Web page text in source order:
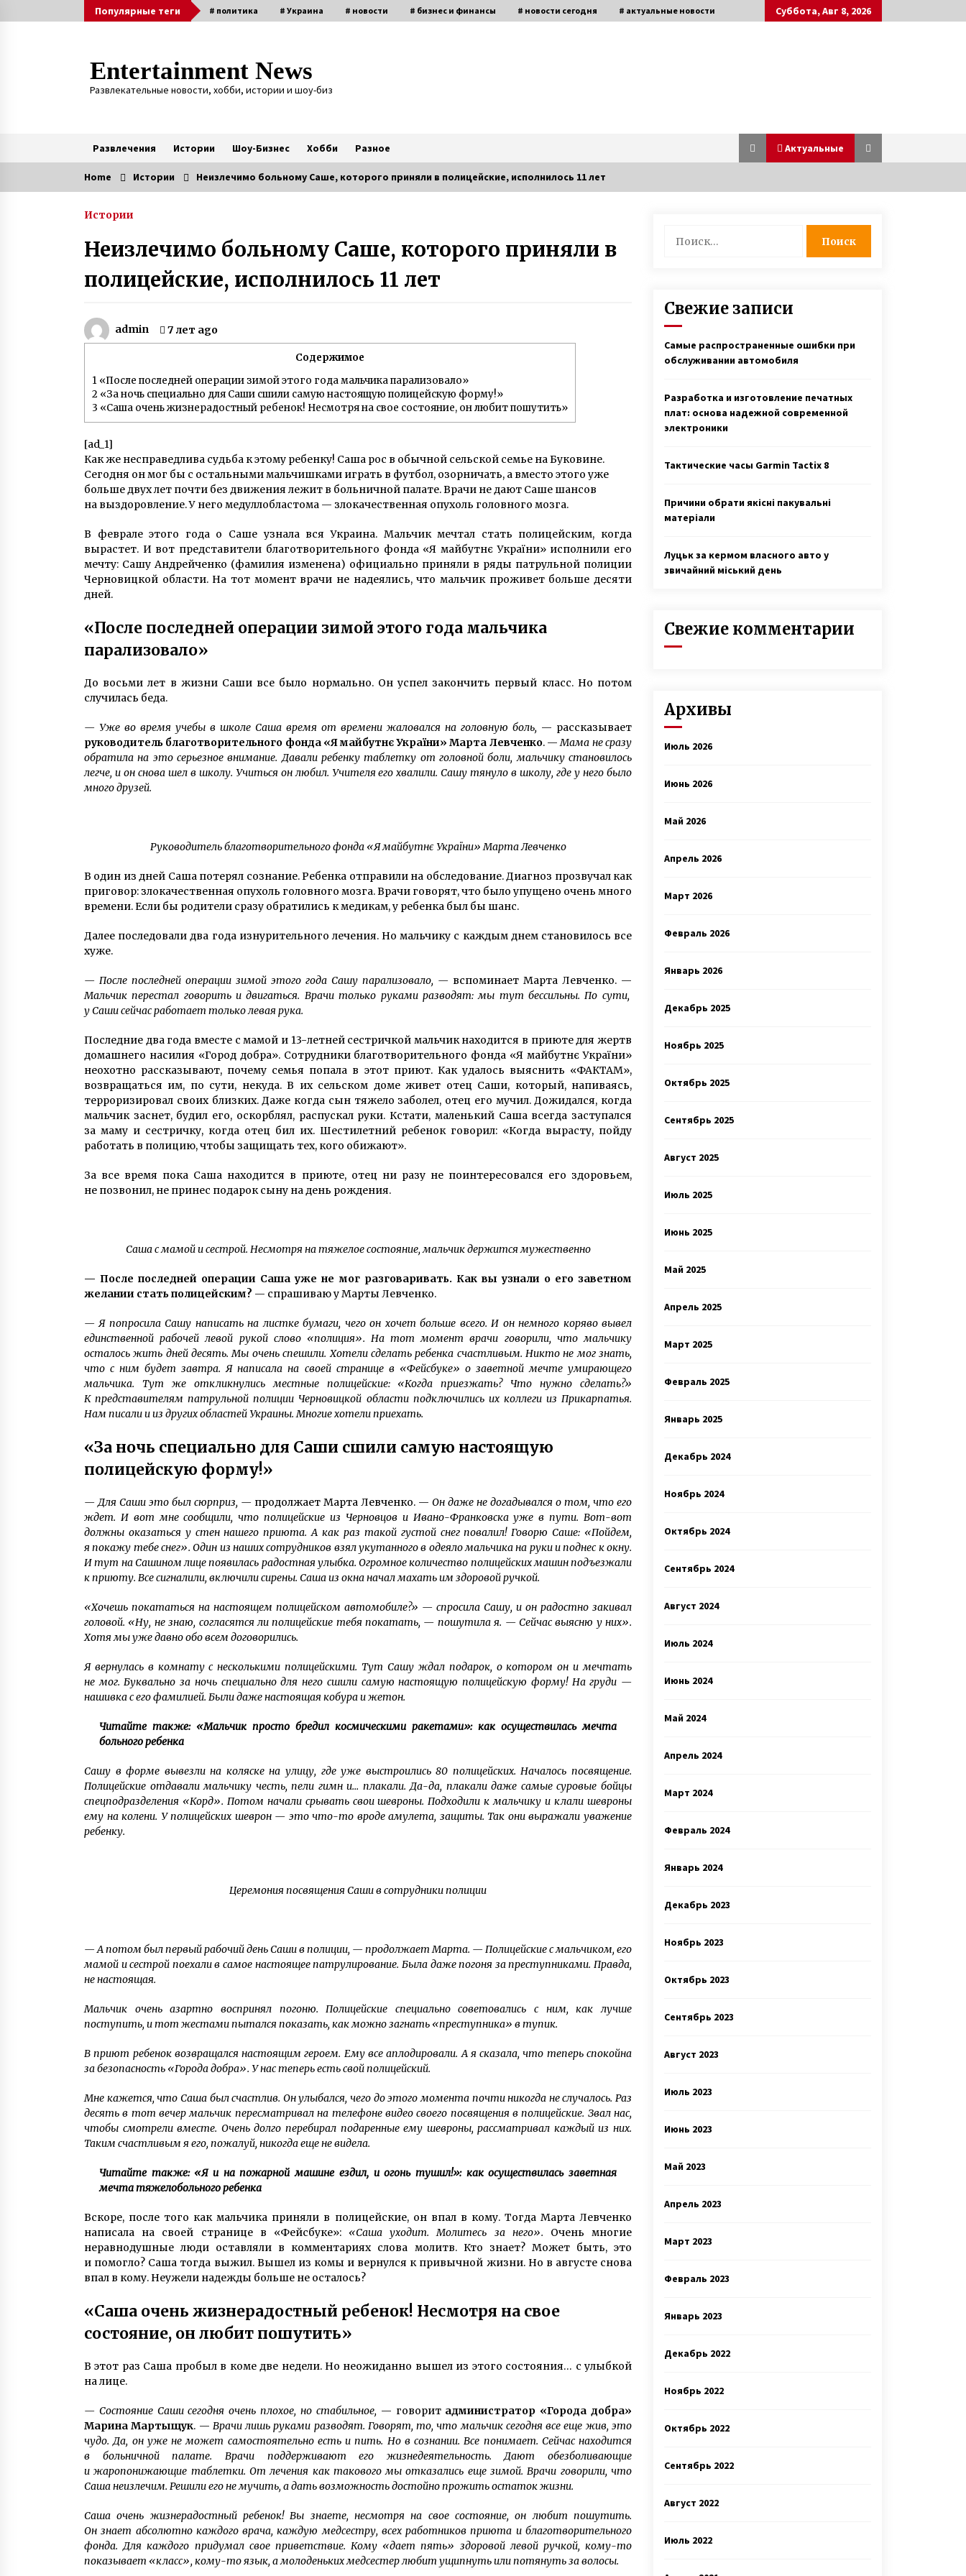
to
Популярные теги # политика # Украина # новости # бизнес и финансы # новости сегодня # актуальные новости Суббота, Авг 8, 2026
Entertainment News
Развлекательные новости, хобби, истории и шоу-биз
Развлечения Истории Шоу-Бизнес Хобби Разное Актуальные
Актуальные
Прикарпатья — врачи советовали
удалить три эмбриона из четырех,
героиня телешоу 1+1 Валентина
Тлуста рассказала о себе
которую облил кислотой ухажер,
мне знакомой. И я написала ему»
3 года ago
дальнего плавания Геннадий
обвинению
назад опытный пилот чудом
выжил в Гималаях
7 лет ago
пропавшую без вести мать
благодаря организации Новая
жизнь
7 лет ago
Антон Васалатий умножает в уме
по основам счета
6 лет ago
изъятых из неблагополучной
семьи
7 лет ago
любовь
7 лет ago
После гибели мужа в АТО мать
войну
7 лет ago
Home Истории Неизлечимо больному Саше, которого приняли в полицейские, исполнилось 11 лет
Истории
Неизлечимо больному Саше, которого приняли в
полицейские, исполнилось 11 лет
admin 7 лет ago
Содержимое
1 «После последней операции зимой этого года мальчика парализовало»
2 «За ночь специально для Саши сшили самую настоящую полицейскую форму!»
3 «Саша очень жизнерадостный ребенок! Несмотря на свое состояние, он любит пошутить»
[ad_1]
Как же несправедлива судьба к этому ребенку! Саша рос в обычной сельской семье на Буковине.
Сегодня он мог бы с остальными мальчишками играть в футбол, озорничать, а вместо этого уже
больше двух лет почти без движения лежит в больничной палате. Врачи не дают Саше шансов
на выздоровление. У него медуллобластома — злокачественная опухоль головного мозга.
В феврале этого года о Саше узнала вся Украина. Мальчик мечтал стать полицейским, когда
вырастет. И вот представители благотворительного фонда «Я майбутнє України» исполнили его
мечту: Сашу Андрейченко (фамилия изменена) официально приняли в ряды патрульной полиции
Черновицкой области. На тот момент врачи не надеялись, что мальчик проживет больше десяти
дней.
«После последней операции зимой этого года мальчика
парализовало»
До восьми лет в жизни Саши все было нормально. Он успел закончить первый класс. Но потом
случилась беда.
— Уже во время учебы в школе Саша время от времени жаловался на головную боль, — рассказывает
руководитель благотворительного фонда «Я майбутнє України» Марта Левченко. —Мама не сразу
обратила на это серьезное внимание. Давали ребенку таблетку от головной боли, мальчику становилось
легче, и он снова шел в школу. Учиться он любил. Учителя его хвалили. Сашу тянуло в школу, где у него было
много друзей.
Руководитель благотворительного фонда «Я майбутнє України» Марта Левченко
В один из дней Саша потерял сознание. Ребенка отправили на обследование. Диагноз прозвучал как
приговор: злокачественная опухоль головного мозга. Врачи говорят, что было упущено очень много
времени. Если бы родители сразу обратились к медикам, у ребенка был бы шанс.
Далее последовали два года изнурительного лечения. Но мальчику с каждым днем становилось все
хуже.
— После последней операции зимой этого года Сашу парализовало, — вспоминает Марта Левченко. —
Мальчик перестал говорить и двигаться. Врачи только руками разводят: мы тут бессильны. По сути,
у Саши сейчас работает только левая рука.
Последние два года вместе с мамой и 13-летней сестричкой мальчик находится в приюте для жертв
домашнего насилия «Город добра». Сотрудники благотворительного фонда «Я майбутнє України»
неохотно рассказывают, почему семья попала в этот приют. Как удалось выяснить «ФАКТАМ»,
возвращаться им, по сути, некуда. В их сельском доме живет отец Саши, который, напиваясь,
терроризировал своих близких. Даже когда сын тяжело заболел, отец его мучил. Дожидался, когда
мальчик заснет, будил его, оскорблял, распускал руки. Кстати, маленький Саша всегда заступался
за маму и сестричку, когда отец бил их. Шестилетний ребенок говорил: «Когда вырасту, пойду
работать в полицию, чтобы защищать тех, кого обижают».
За все время пока Саша находится в приюте, отец ни разу не поинтересовался его здоровьем,
не позвонил, не принес подарок сыну на день рождения.
Саша с мамой и сестрой. Несмотря на тяжелое состояние, мальчик держится мужественно
— После последней операции Саша уже не мог разговаривать. Как вы узнали о его заветном
желании стать полицейским? — спрашиваю у Марты Левченко.
— Я попросила Сашу написать на листке бумаги, чего он хочет больше всего. И он немного коряво вывел
единственной рабочей левой рукой слово «полиция». На тот момент врачи говорили, что мальчику
осталось жить дней десять. Мы очень спешили. Хотели сделать ребенка счастливым. Никто не мог знать,
что с ним будет завтра. Я написала на своей странице в «Фейсбуке» о заветной мечте умирающего
мальчика. Тут же откликнулись местные полицейские: «Когда приезжать? Что нужно сделать?»
К представителям патрульной полиции Черновицкой области подключились их коллеги из Прикарпатья.
Нам писали и из других областей Украины. Многие хотели приехать.
«За ночь специально для Саши сшили самую настоящую
полицейскую форму!»
— Для Саши это был сюрприз, — продолжает Марта Левченко. — Он даже не догадывался о том, что его
ждет. И вот мне сообщили, что полицейские из Черновцов и Ивано-Франковска уже в пути. Вот-вот
должны оказаться у стен нашего приюта. А как раз такой густой снег повалил! Говорю Саше: «Пойдем,
я покажу тебе снег». Один из наших сотрудников взял укутанного в одеяло мальчика на руки и поднес к окну.
И тут на Сашином лице появилась радостная улыбка. Огромное количество полицейских машин подъезжали
к приюту. Все сигналили, включили сирены. Саша из окна начал махать им здоровой ручкой.
«Хочешь покататься на настоящем полицейском автомобиле?» — спросила Сашу, и он радостно закивал
головой. «Ну, не знаю, согласятся ли полицейские тебя покатать, — пошутила я. — Сейчас выясню у них».
Хотя мы уже давно обо всем договорились.
Я вернулась в комнату с несколькими полицейскими. Тут Сашу ждал подарок, о котором он и мечтать
не мог. Буквально за ночь специально для него сшили самую настоящую полицейскую форму! На груди —
нашивка с его фамилией. Были даже настоящая кобура и жетон.
Читайте также: «Мальчик просто бредил космическими ракетами»: как осуществилась мечта
больного ребенка
Сашу в форме вывезли на коляске на улицу, где уже выстроились 80 полицейских. Началось посвящение.
Полицейские отдавали мальчику честь, пели гимн и… плакали. Да-да, плакали даже самые суровые бойцы
спецподразделения «Корд». Потом начали срывать свои шевроны. Подходили к мальчику и клали шевроны
ему на колени. У полицейских шеврон — это что-то вроде амулета, защиты. Так они выражали уважение
ребенку.
Церемония посвящения Саши в сотрудники полиции
— А потом был первый рабочий день Саши в полиции, — продолжает Марта. — Полицейские с мальчиком, его
мамой и сестрой поехали в самое настоящее патрулирование. Была даже погоня за преступниками. Правда,
не настоящая.
Мальчик очень азартно воспринял погоню. Полицейские специально советовались с ним, как лучше
поступить, и тот жестами пытался показать, как можно загнать «преступника» в тупик.
В приют ребенок возвращался настоящим героем. Ему все аплодировали. А я сказала, что теперь спокойна
за безопасность «Города добра». У нас теперь есть свой полицейский.
Мне кажется, что Саша был счастлив. Он улыбался, чего до этого момента почти никогда не случалось. Раз
десять в тот вечер мальчик пересматривал на телефоне видео своего посвящения в полицейские. Звал нас,
чтобы смотрели вместе. Очень долго перебирал подаренные ему шевроны, рассматривал каждый из них.
Таким счастливым я его, пожалуй, никогда еще не видела.
Читайте также: «Я и на пожарной машине ездил, и огонь тушил!»: как осуществилась заветная
мечта тяжелобольного ребенка
Вскоре, после того как мальчика приняли в полицейские, он впал в кому. Тогда Марта Левченко
написала на своей странице в «Фейсбуке»: «Саша уходит. Молитесь за него». Очень многие
неравнодушные люди оставляли в комментариях слова молитв. Кто знает? Может быть, это
и помогло? Саша тогда выжил. Вышел из комы и вернулся к привычной жизни. Но в августе снова
впал в кому. Неужели надежды больше не осталось?
«Саша очень жизнерадостный ребенок! Несмотря на свое
состояние, он любит пошутить»
В этот раз Саша пробыл в коме две недели. Но неожиданно вышел из этого состояния… с улыбкой
на лице.
— Состояние Саши сегодня очень плохое, но стабильное, — говорит администратор «Города добра»
Марина Мартыщук. — Врачи лишь руками разводят. Говорят, то, что мальчик сегодня все еще жив, это
чудо. Да, он уже не может самостоятельно есть и пить. Но в сознании. Все понимает. Сейчас находится
в больничной палате. Врачи поддерживают его жизнедеятельность. Дают обезболивающие
и жаропонижающие таблетки. От лечения как такового мы отказались еще зимой. Врачи говорили, что
Саша неизлечим. Решили его не мучить, а дать возможность достойно прожить остаток жизни.
Саша очень жизнерадостный ребенок! Вы знаете, несмотря на свое состояние, он любит пошутить.
Он знает абсолютно каждого врача, каждую медсестру, всех работников приюта и благотворительного
фонда. Для каждого придумал свое приветствие. Кому «дает пять» здоровой левой ручкой, кому-то
показывает «класс», кому-то язык, а молоденьких медсестер любит ущипнуть или потянуть за волосы.
Свежие записи
Самые распространенные ошибки при
обслуживании автомобиля
Разработка и изготовление печатных
плат: основа надежной современной
электроники
Тактические часы Garmin Tactix 8
Причини обрати якісні пакувальні
матеріали
Луцьк за кермом власного авто у
звичайний міський день
Свежие комментарии
Архивы
Июль 2026
Июнь 2026
Май 2026
Апрель 2026
Март 2026
Февраль 2026
Январь 2026
Декабрь 2025
Ноябрь 2025
Октябрь 2025
Сентябрь 2025
Август 2025
Июль 2025
Июнь 2025
Май 2025
Апрель 2025
Март 2025
Февраль 2025
Январь 2025
Декабрь 2024
Ноябрь 2024
Октябрь 2024
Сентябрь 2024
Август 2024
Июль 2024
Июнь 2024
Май 2024
Апрель 2024
Март 2024
Февраль 2024
Январь 2024
Декабрь 2023
Ноябрь 2023
Октябрь 2023
Сентябрь 2023
Август 2023
Июль 2023
Июнь 2023
Май 2023
Апрель 2023
Март 2023
Февраль 2023
Январь 2023
Декабрь 2022
Ноябрь 2022
Октябрь 2022
Сентябрь 2022
Август 2022
Июль 2022